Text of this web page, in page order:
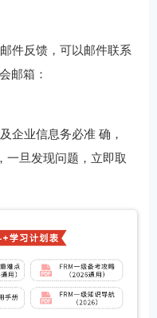
件反馈，可以邮件联系
邮箱：
企业信息务必准 确，
一旦发现问题，立即取